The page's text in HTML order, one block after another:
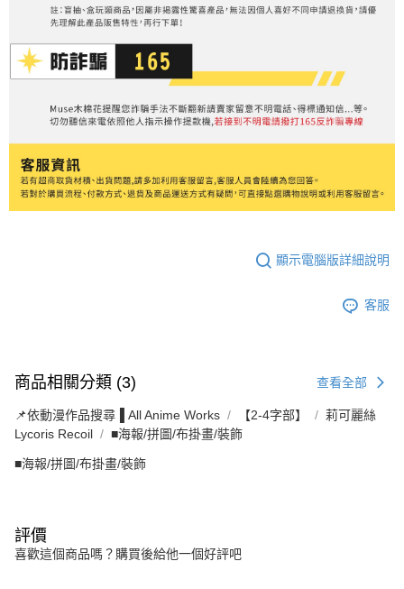
顯示電腦版詳細說明
客服
商品相關分類 (3) 查看全部
📌依動漫作品搜尋▐ All Anime Works 【2-4字部】
莉可麗絲
Lycoris Recoil
■海報/拼圖/布掛畫/裝飾
■海報/拼圖/布掛畫/裝飾
評價
喜歡這個商品嗎？購買後給他一個好評吧